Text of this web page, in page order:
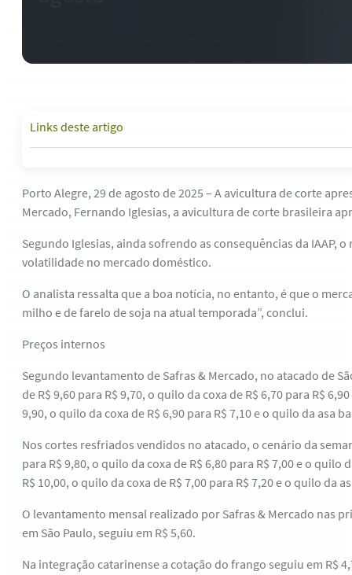
Links deste artigo
Porto Alegre, 29 de agosto de 2025 – A avicultura de corte
Mercado, Fernando Iglesias, a avicultura de corte brasileira
Segundo Iglesias, ainda sofrendo as consequências da IAAP,
volatilidade no mercado doméstico.
O analista ressalta que a boa notícia, no entanto, é que o
milho e de farelo de soja na atual temporada”, conclui.
Preços internos
Segundo levantamento de Safras & Mercado, no atacado de
de R$ 9,60 para R$ 9,70, o quilo da coxa de R$ 6,70 para R$
9,90, o quilo da coxa de R$ 6,90 para R$ 7,10 e o quilo da asa
Nos cortes resfriados vendidos no atacado, o cenário da
para R$ 9,80, o quilo da coxa de R$ 6,80 para R$ 7,00 e o
R$ 10,00, o quilo da coxa de R$ 7,00 para R$ 7,20 e o quilo da
O levantamento mensal realizado por Safras & Mercado nas
em São Paulo, seguiu em R$ 5,60.
Na integração catarinense a cotação do frango seguiu em R$